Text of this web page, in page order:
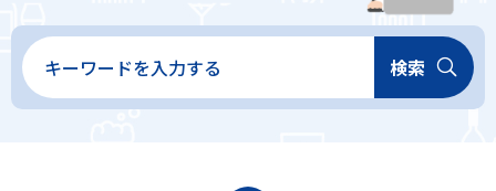
検索